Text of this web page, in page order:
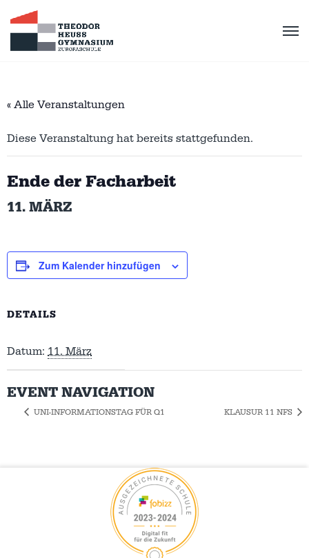
« Alle Veranstaltungen
Diese Veranstaltung hat bereits stattgefunden.
Ende der Facharbeit
11. MÄRZ
Zum Kalender hinzufügen
DETAILS
Datum: 11. März
EVENT NAVIGATION
UNI-INFORMATIONSTAG FÜR Q1 KLAUSUR 11 NFS